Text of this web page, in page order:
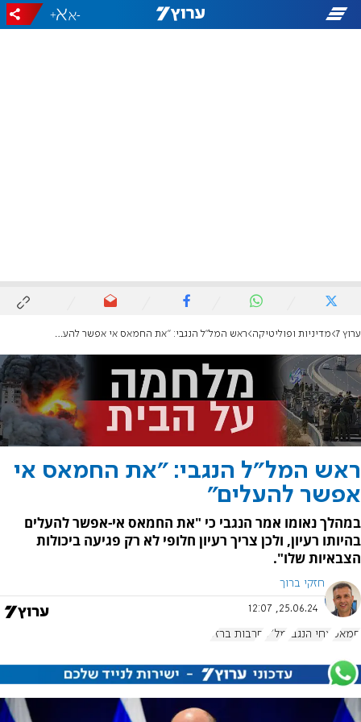
-
+
ערוץ 7 מדיניות ופוליטיקה ראש המל"ל הנגבי: "את החמאס אי אפשר להעלים"
ראש המל"ל הנגבי: "את החמאס אי
אפשר להעלים"
במהלך נאומו אמר הנגבי כי "את החמאס אי-אפשר להעלים
בהיותו רעיון, ולכן צריך רעיון חלופי לא רק פגיעה ביכולות
הצבאיות שלו".
חזקי ברוך
25.06.24, 12:07
חמאס צחי הנגבי מל"ל חרבות ברזל